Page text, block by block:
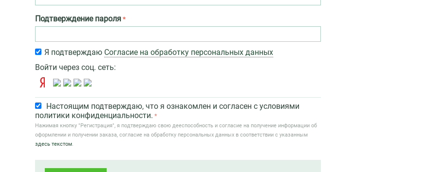
Подтверждение пароля
Я подтверждаю Согласие на обработку персональных данных
Войти через соц. сеть:
Настоящим подтверждаю, что я ознакомлен и согласен с условиями
политики конфиденциальности.
Нажимая кнопку "Регистрация", я подтверждаю свою дееспособность и согласие на получение информации об
оформлении и получении заказа, согласие на обработку персональных данных в соответствии с указанным
здесь текстом.